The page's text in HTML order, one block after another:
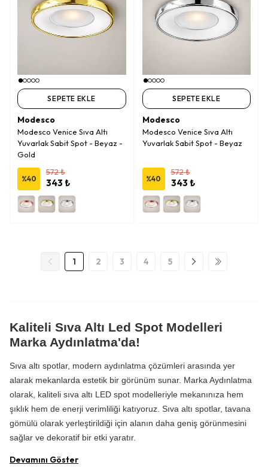
SEPETE EKLE
Modesco
Modesco Venice Sıva Altı
Yuvarlak Sabit Spot - Beyaz -
Gold
%40
572 ₺
343 ₺
SEPETE EKLE
Modesco
Modesco Venice Sıva Altı
Yuvarlak Sabit Spot - Beyaz
%40
572 ₺
343 ₺
1 2 3 4 5
Kaliteli Sıva Altı Led Spot Modelleri
Marka Aydınlatma'da!
Sıva altı spotlar, modern aydınlatma çözümleri arasında yer
alarak mekanlarda estetik bir görünüm sunar. Marka Aydınlatma
olarak, kaliteli sıva altı LED spot modelleriyle mekanınıza hem
şıklık hem de enerji verimliliği katıyoruz. Sıva altı spotlar, tavana
gömülü olarak yerleştirildiği için alanın daha geniş görünmesini
sağlar ve dekoratif bir etki yaratır.
Devamını Göster